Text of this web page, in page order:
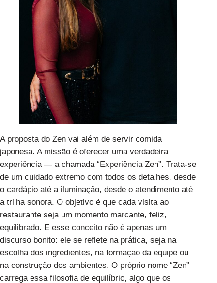
A proposta do Zen vai além de servir comida
japonesa. A missão é oferecer uma verdadeira
experiência — a chamada “Experiência Zen”. Trata-se
de um cuidado extremo com todos os detalhes, desde
o cardápio até a iluminação, desde o atendimento até
a trilha sonora. O objetivo é que cada visita ao
restaurante seja um momento marcante, feliz,
equilibrado. E esse conceito não é apenas um
discurso bonito: ele se reflete na prática, seja na
escolha dos ingredientes, na formação da equipe ou
na construção dos ambientes. O próprio nome “Zen”
carrega essa filosofia de equilíbrio, algo que os